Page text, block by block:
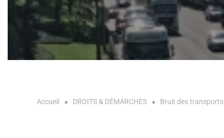
Accueil DROITS & DÉMARCHES Bruit des transports